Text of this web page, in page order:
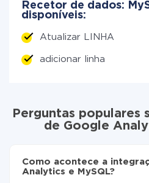
Recetor de dados:
disponíveis:
Atualizar LINHA
adicionar linha
Perguntas populares
de Google
Como acontece a
Analytics e MySQL?